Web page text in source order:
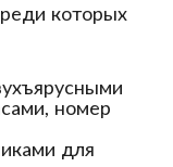
которых
номер
для